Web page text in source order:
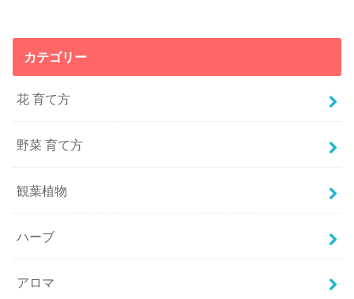
カテゴリー
花 育て方
野菜 育て方
観葉植物
ハーブ
アロマ